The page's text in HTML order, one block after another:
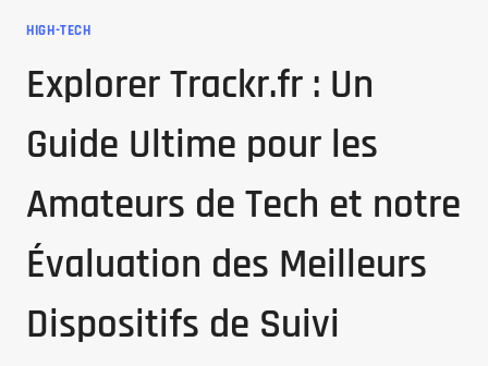
GRÂCE
À
ARTIFICIELLE
HIGH-TECH
Explorer Trackr.fr : Un
Guide Ultime pour les
Amateurs de Tech et notre
Évaluation des Meilleurs
Dispositifs de Suivi